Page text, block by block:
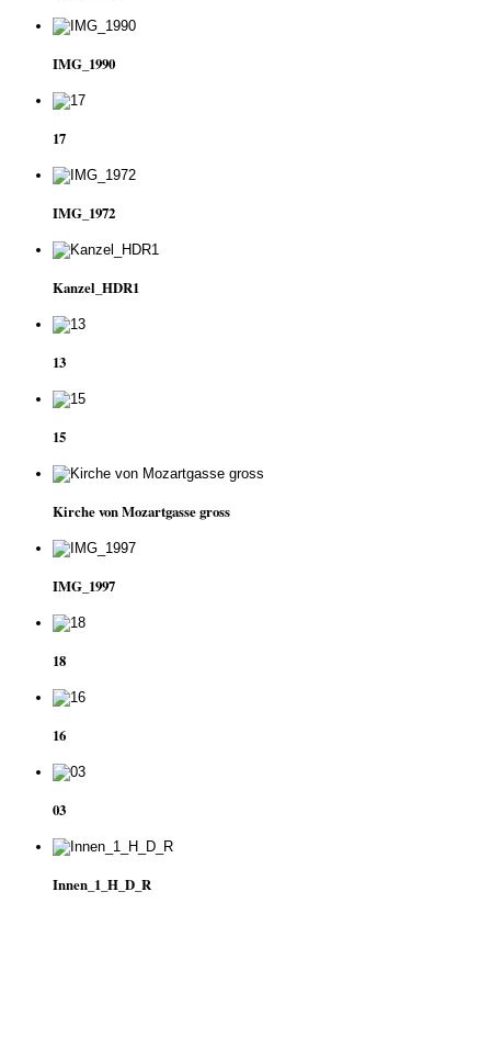
IMG_1990
17
IMG_1972
Kanzel_HDR1
13
15
Kirche von Mozartgasse gross
IMG_1997
18
16
03
Innen_1_H_D_R